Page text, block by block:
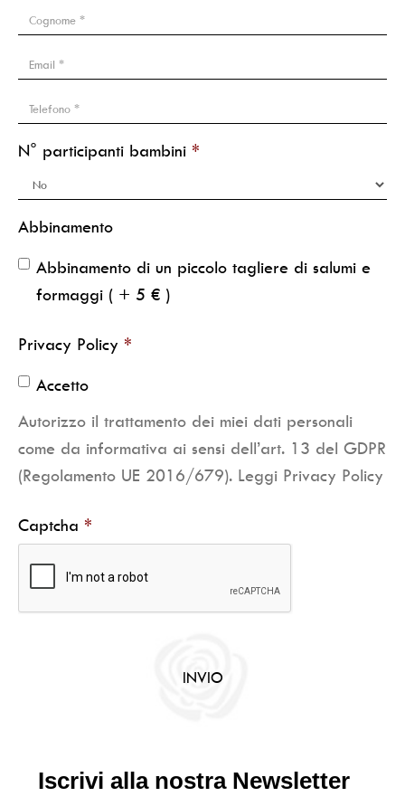
N° participanti bambini
Abbinamento
Abbinamento di un piccolo tagliere di salumi e
formaggi ( + 5 € )
Privacy Policy
Accetto
Autorizzo il trattamento dei miei dati personali
come da informativa ai sensi dell’art. 13 del GDPR
(Regolamento UE 2016/679). Leggi Privacy Policy
Captcha
Iscrivi alla nostra Newsletter